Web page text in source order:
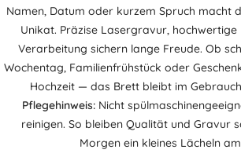
Namen, Datum oder kurzem Spruch macht
Unikat. Präzise Lasergravur,
Verarbeitung sichern lange Freude. Ob
Wochentag, Familienfrühstück oder
Hochzeit — das Brett bleibt im
Pflegehinweis:Nicht
reinigen. So bleiben Qualität und Gravur
Morgen ein kleines Lächeln